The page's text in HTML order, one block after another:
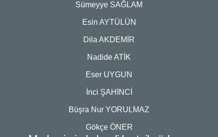
Sümeyye SAĞLAM
Esin AYTÜLÜN
Dila AKDEMİR
Nadide ATİK
Eser UYGUN
İnci ŞAHİNCİ
Büşra Nur YORULMAZ
Gökçe ÖNER